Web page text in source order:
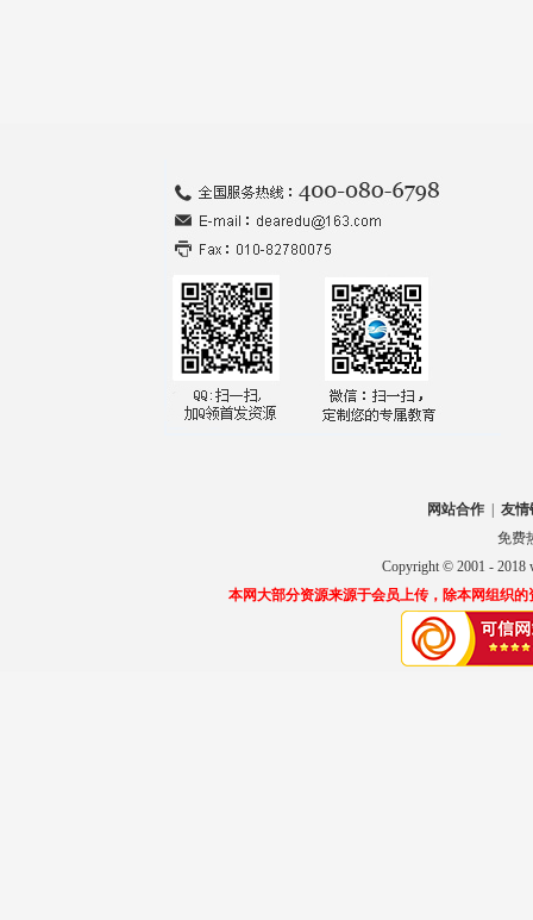
网站合作
友情
免费
Copyright © 2001 -
本网大部分资源来源于会员上传，除本网组织